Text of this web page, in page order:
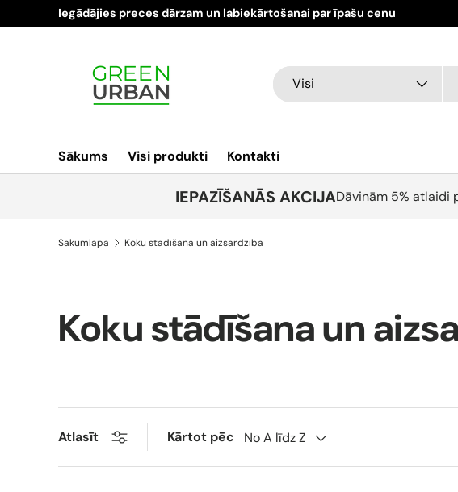
Pāriet pie satura
Iegādājies preces dārzam un labiekārtošanai par īpašu cenu
Meklēt
Produkta veids
Visi
Sākums Visi produkti Kontakti
IEPAZĪŠANĀS AKCIJADāvinām 5% atlaidi
Sākumlapa Koku stādīšana un aizsardzība
Koku stādīšana un
Atlasīt Kārtot pēc No A līdz Z